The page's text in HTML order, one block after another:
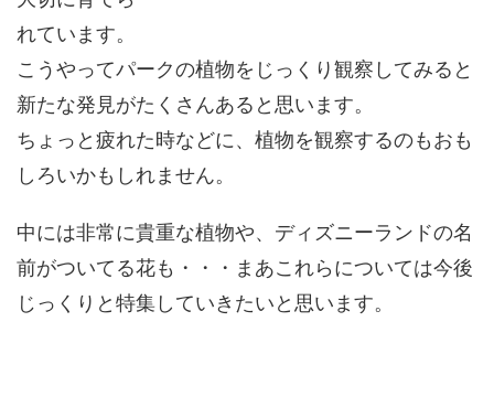
れています。
こうやってパークの植物をじっくり観察してみると
新たな発見がたくさんあると思います。
ちょっと疲れた時などに、植物を観察するのもおも
しろいかもしれません。
中には非常に貴重な植物や、ディズニーランドの名
前がついてる花も・・・まあこれらについては今後
じっくりと特集していきたいと思います。